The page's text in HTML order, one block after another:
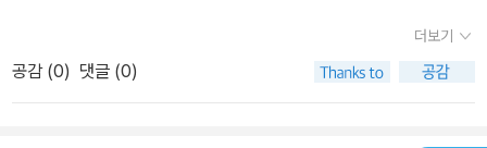
니. 언니의 집을 방문하다가 근처 오랜 직장 동료의 집들이를 가는 나.
그곳에서 나를 설레게 하던 사람과 조우하는 나. 애인이 있냐고 차마
물어보지는 못하고 손에 낀 반지나 들여다보는 나. 나는 이 사람이 시
지만 아직도 첫사랑의 이름을 입에 올리지 못하는 게 정혜 언니다.사
랑은 누구나 할 수 있지만 모든 이들에게 그 사랑을 축하받을 수는 없
다.내가 겪지 않으면 도저히 이해할 수 없는 것, 모든 사람이 각자의
더보기
공감 (0) 댓글 (0)